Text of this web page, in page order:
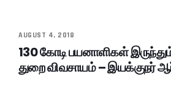
AUGUST 4, 2018
130 கோடி பயனாளிகள்
துறை விவசாயம் –